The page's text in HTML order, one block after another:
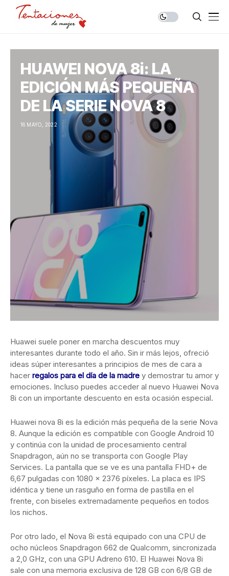
HUAWEI NOVA 8i: LA
EDICIÓN MÁS PEQUEÑA
DE LA SERIE NOVA 8
16 MAYO, 2022
Huawei suele poner en marcha descuentos muy
interesantes durante todo el año. Sin ir más lejos, ofreció
ideas súper interesantes a principios de mes de cara a
hacer regalos para el día de la madre y demostrar tu amor y
emociones. Incluso puedes acceder al nuevo Huawei Nova
8i con un importante descuento en esta ocasión especial.
Huawei nova 8i es la edición más pequeña de la serie Nova
8. Aunque la edición es compatible con Google Android 10
y continúa con la unidad de procesamiento central
Snapdragon, aún no se transporta con Google Play
Services. La pantalla que se ve es una pantalla FHD+ de
6,67 pulgadas con 1080 x 2376 píxeles. La placa es IPS
idéntica y tiene un rasguño en forma de pastilla en el
frente, con biseles extremadamente pequeños en todos
los nichos.
Por otro lado, el Nova 8i está equipado con una CPU de
ocho núcleos Snapdragon 662 de Qualcomm, sincronizada
a 2,0 GHz, con una GPU Adreno 610. El Huawei Nova 8i
sale con una memoria exclusiva de 128 GB con 6/8 GB de